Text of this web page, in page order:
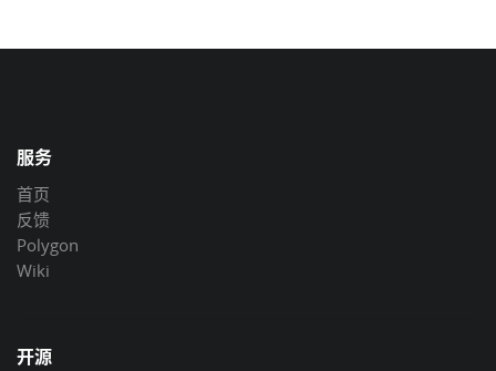
服务
首页
反馈
Polygon
Wiki
开源